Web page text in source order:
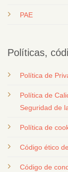
PAE
Políticas,
Política de
Política de
Seguridad de
Política de
Código ético
Código de